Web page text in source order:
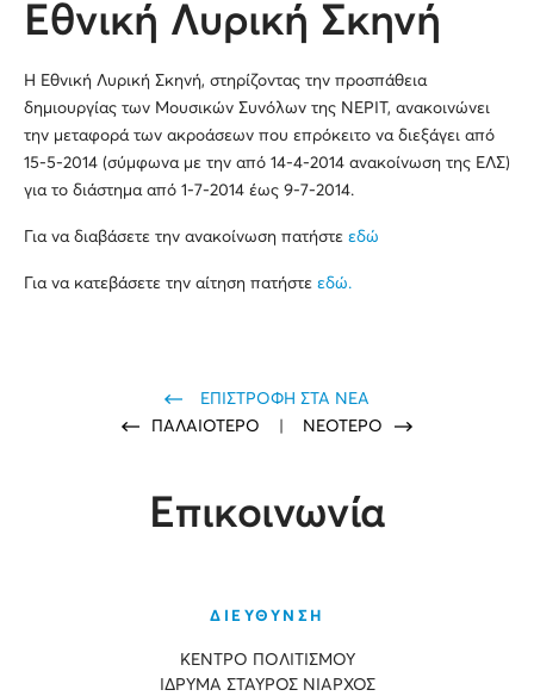
Εθνική Λυρική Σκηνή
Η Εθνική Λυρική Σκηνή, στηρίζοντας την προσπάθεια
δημιουργίας των Μουσικών Συνόλων της ΝΕΡΙΤ, ανακοινώνει
την μεταφορά των ακροάσεων που επρόκειτο να διεξάγει από
15-5-2014 (σύμφωνα με την από 14-4-2014 ανακοίνωση της ΕΛΣ)
για το διάστημα από 1-7-2014 έως 9-7-2014.
Για να διαβάσετε την ανακοίνωση πατήστε εδώ
Για να κατεβάσετε την αίτηση πατήστε εδώ.
ΕΠΙΣΤΡΟΦΗ ΣΤΑ ΝΕΑ
ΠΑΛΑΙΟΤΕΡΟ
ΝΕΟΤΕΡΟ
Επικοινωνία
ΔΙΕΥΘΥΝΣΗ
ΚΕΝΤΡΟ ΠΟΛΙΤΙΣΜΟΥ
ΙΔΡΥΜΑ ΣΤΑΥΡΟΣ ΝΙΑΡΧΟΣ